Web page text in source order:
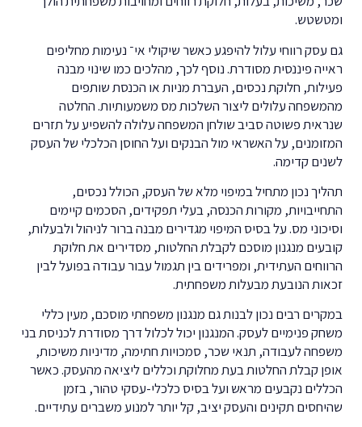
ומטשטש.
גם עסק רווחי עלול להיפגע כאשר שיקולי אי־ נעימות מחליפים
ראייה פיננסית מסודרת. נוסף לכך, מהלכים כמו שינוי מבנה
פעילות, חלוקת נכסים, העברת מניות או הכנסת שותפים
מהמשפחה עלולים ליצור השלכות מס משמעותיות. החלטה
שנראית פשוטה סביב שולחן המשפחה עלולה להשפיע על תזרים
המזומנים, על האשראי מול הבנקים ועל החוסן הכלכלי של העסק
לשנים קדימה.
תהליך נכון מתחיל במיפוי מלא של העסק, הכולל נכסים,
התחייבויות, מקורות הכנסה, בעלי תפקידים, הסכמים קיימים
וסיכוני מס. על בסיס המיפוי מגדירים מבנה ברור לניהול ולבעלות,
קובעים מנגנון מוסכם לקבלת החלטות, מסדירים את חלוקת
הרווחים העתידית, ומפרידים בין תגמול עבור עבודה בפועל לבין
זכאות הנובעת מבעלות משפחתית.
במקרים רבים נכון לבנות גם מנגנון משפחתי מוסכם, מעין כללי
משחק פנימיים לעסק. המנגנון יכול לכלול דרך מסודרת לכניסת בני
משפחה לעבודה, תנאי שכר, סמכויות חתימה, מדיניות משיכות,
אופן קבלת החלטות בעת מחלוקת וכללים ליציאה מהעסק. כאשר
הכללים נקבעים מראש ועל בסיס כלכלי-עסקי טהור, בזמן
שהיחסים תקינים והעסק יציב, קל יותר למנוע משברים עתידיים.